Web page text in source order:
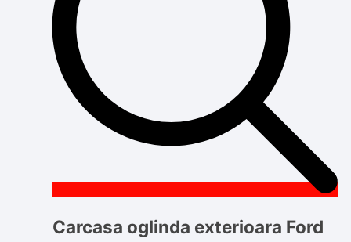
Carcasa oglinda exterioara Ford